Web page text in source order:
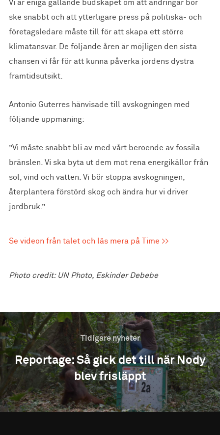
Vi är eniga gällande budskapet om att ändringar bör
ske snabbt och att ytterligare press på politiska- och
företagsledare måste till för att skapa ett större
klimatansvar. De följande åren är möjligen den sista
chansen vi får för att kunna påverka jordens dystra
framtidsutsikt.
Antonio Guterres hänvisade till avskogningen med
följande uppmaning:
”Vi måste snabbt bli av med vårt beroende av fossila
bränslen. Vi ska byta ut dem mot rena energikällor från
sol, vind och vatten. Vi bör stoppa avskogningen,
återplantera förstörd skog och ändra hur vi driver
jordbruk.”
Se videon från talet och läs mera på Time >>
Photo credit: UN Photo, Eskinder Debebe
Tidigare nyheter
Reportage: Så gick det till när Nody
blev frisläppt